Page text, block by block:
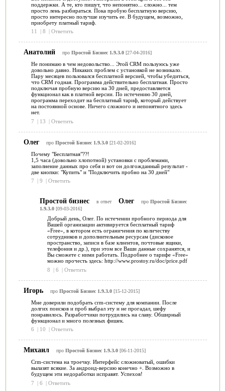
поддержки. А те, кто пишут, что непонятно... сложно... тем
просто лень разбираться. Пока пробую бесплатную версию,
просто интересно получше изучить ее. В будущем, возможно,
приобрету платный тариф.
11
| 8 | Ответить
Анатолий про Простой Бизнес 1.9.3.0[27-04-2016]
Не понимаю в чем недовольство... Этой CRM пользуюсь уже
довольно давно. Никаких проблем с установкой не возникало.
Пару месяцев пользовался бесплатной версией, чтобы убедиться,
что CRM годная. Программа действительно бесплатная. Просто
подключая пробную версию на 30 дней, предоставляется
функционал как в платной версии. По истечению 30 дней,
программа переходит на бесплатный тариф, который действует
на постоянной основе. Ничего сложного и непонятного здесь
нет.
7
| 13 | Ответить
Олег про Простой Бизнес 1.9.3.0[21-02-2016]
Почему "Бесплатная"??!
1,5 часа (довольно хлопотной) установки с проблемами,
заполнение данных про себя и вот он долгожданный результат -
две кнопки: "Купить" и "Подключить пробно на 30 дней"
7
| 9 | Ответить
Простой бизнес в ответ Олег про Простой Бизнес
1.9.3.0[09-03-2016]
Добрый день, Олег. По истечении пробного периода для
Вашей организации активируется бесплатный тариф
«Free», в котором есть ограничения по количеству
сотрудников и дополнительным ресурсам (дисковое
пространство, записи в базе клиентов, почтовые ящики,
телефония и др.), при этом все Ваши данные сохранятся, и
Вы сможете с ними работать. Подробнее о тарифе «Free»
можно прочесть здесь: http://www.prostoy.ru/doc/price.pdf
8
| 6 | Ответить
Игорь про Простой Бизнес 1.9.3.0[15-12-2015]
Мне доверили подобрать crm-систему для компании. После
долгих поисков и проб выбрал эту и не прогадал, шефу
понравилось. Разработчики потрудились на славу. Обширный
функционал и много полезных фишек.
6
| 10 | Ответить
Михаил про Простой Бизнес 1.9.3.0[06-11-2015]
Crm-система на троечку. Интерфейс сложноватый, ошибки
вылазят всякие. За андроид-версию конечно +. Возможно в
будущем эти недоработки исправят. Успехов!
7
| 6 | Ответить